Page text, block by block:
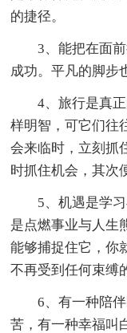
的捷径。
3、能把在面前
成功。平凡的脚步
4、旅行是真正
样明智，可它们往
会来临时，立刻抓
时抓住机会，其次
5、机遇是学习
是点燃事业与人生
能够捕捉住它，你
不再受到任何束缚
6、有一种陪伴
苦，有一种幸福叫